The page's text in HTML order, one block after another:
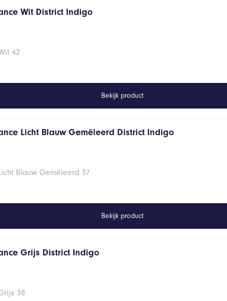
Wit District Indigo
42
Bekijk product
Licht Blauw Gemêleerd District Indigo
Blauw Gemêleerd 37
Bekijk product
Grijs District Indigo
38